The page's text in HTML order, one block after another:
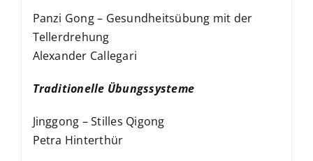
Panzi Gong – Gesundheitsübung mit der
Tellerdrehung
Alexander Callegari
Traditionelle Übungssysteme
Jinggong – Stilles Qigong
Petra Hinterthür